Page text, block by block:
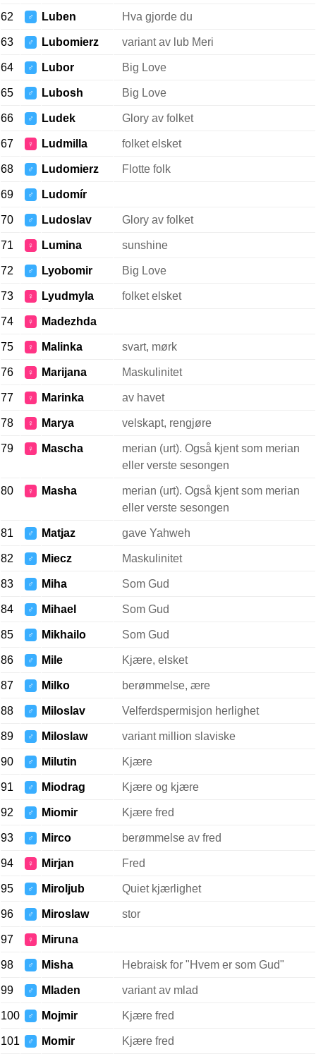
62 ♂ Luben Hva gjorde du
63 ♂ Lubomierz variant av lub Meri
64 ♂ Lubor Big Love
65 ♂ Lubosh Big Love
66 ♂ Ludek Glory av folket
67 ♀ Ludmilla folket elsket
68 ♂ Ludomierz Flotte folk
69 ♂ Ludomír
70 ♂ Ludoslav Glory av folket
71 ♀ Lumina sunshine
72 ♂ Lyobomir Big Love
73 ♀ Lyudmyla folket elsket
74 ♀ Madezhda
75 ♀ Malinka svart, mørk
76 ♀ Marijana Maskulinitet
77 ♀ Marinka av havet
78 ♀ Marya velskapt, rengjøre
79 ♀ Mascha
merian (urt). Også kjent som merian
eller verste sesongen
80 ♀ Masha
merian (urt). Også kjent som merian
eller verste sesongen
81 ♂ Matjaz gave Yahweh
82 ♂ Miecz Maskulinitet
83 ♂ Miha Som Gud
84 ♂ Mihael Som Gud
85 ♂ Mikhailo Som Gud
86 ♂ Mile Kjære, elsket
87 ♂ Milko berømmelse, ære
88 ♂ Miloslav Velferdspermisjon herlighet
89 ♂ Miloslaw variant million slaviske
90 ♂ Milutin Kjære
91 ♂ Miodrag Kjære og kjære
92 ♂ Miomir Kjære fred
93 ♂ Mirco berømmelse av fred
94 ♀ Mirjan Fred
95 ♂ Miroljub Quiet kjærlighet
96 ♂ Miroslaw stor
97 ♀ Miruna
98 ♂ Misha Hebraisk for "Hvem er som Gud"
99 ♂ Mladen variant av mlad
100 ♂ Mojmir Kjære fred
101 ♂ Momir Kjære fred